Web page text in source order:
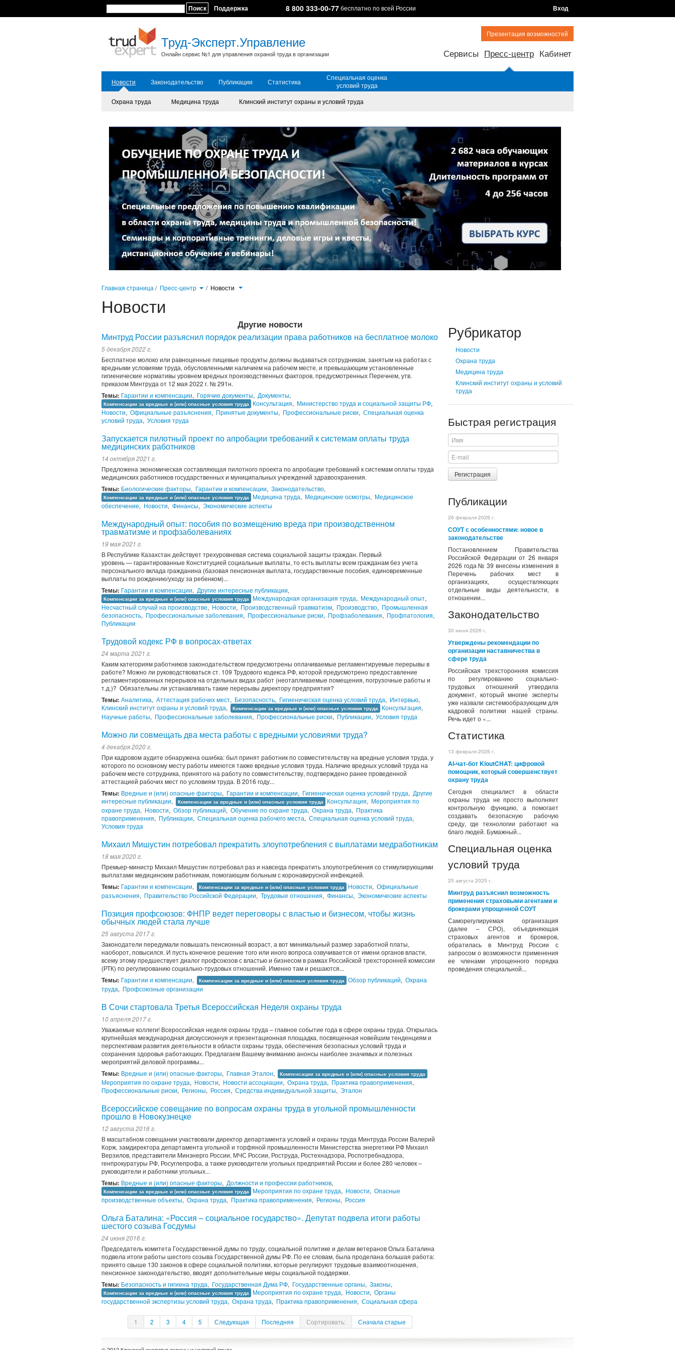
Поиск Поддержка 8 800 333-00-77бесплатно по всей России Вход
Труд-Эксперт.Управление
Онлайн сервис №1 для управления охраной труда в организации
Презентация возможностей
Сервисы Пресс-центр Кабинет
Новости Законодательство Публикации Статистика
Специальная оценка
условий труда
Охрана труда
Медицина труда Клинский институт охраны и условий труда
Главная страница / Пресс-центр / Новости
Новости
Рубрикатор
Новости
Охрана труда
Медицина труда
Клинский институт охраны и условий
труда
Быстрая регистрация
Регистрация
Публикации
26 февраля 2026 г.
СОУТ с особенностями: новое в
законодательстве
Постановлением Правительства
Российской Федерации от 26 января
2026 года № 39 внесены изменения в
Перечень рабочих мест в
организациях, осуществляющих
отдельные виды деятельности, в
отношении...
Законодательство
30 июня 2026 г.
Утверждены рекомендации по
организации наставничества в
сфере труда
Российская трехсторонняя комиссия
по регулированию социально-
трудовых отношений утвердила
документ, который многие эксперты
уже назвали системообразующим для
кадровой политики нашей страны.
Речь идет о «...
Статистика
13 февраля 2026 г.
AI-чат-бот KioutCHAT: цифровой
помощник, который совершенствует
охрану труда
Сегодня специалист в области
охраны труда не просто выполняет
контрольную функцию, а помогает
создавать безопасную рабочую
среду, где технологии работают на
благо людей. Бумажный...
Специальная оценка
условий труда
25 августа 2025 г.
Минтруд разъяснил возможность
применения страховыми агентами и
брокерами упрощенной СОУТ
Саморегулируемая организация
(далее – СРО), объединяющая
страховых агентов и брокеров,
обратилась в Минтруд России с
запросом о возможности применения
ее членами упрощенного порядка
проведения специальной...
Другие новости
Минтруд России разъяснил порядок реализации права работников на бесплатное молоко
5 декабря 2022 г.
Бесплатное молоко или равноценные пищевые продукты должны выдаваться сотрудникам, занятым на работах с
вредными условиями труда, обусловленными наличием на рабочем месте, и превышающим установленные
гигиенические нормативы уровнем вредных производственных факторов, предусмотренных Перечнем, утв.
приказом Минтруда от 12 мая 2022 г. № 291н.
Темы: Гарантии и компенсации, Горячие документы, Документы,
Компенсации за вредные и (или) опасные условия труда Консультация, Министерство труда и социальной защиты РФ,
Новости, Официальные разъяснения, Принятые документы, Профессиональные риски, Специальная оценка
условий труда, Условия труда
Запускается пилотный проект по апробации требований к системам оплаты труда
медицинских работников
14 октября 2021 г.
Предложена экономическая составляющая пилотного проекта по апробации требований к системам оплаты труда
медицинских работников государственных и муниципальных учреждений здравоохранения.
Темы: Биологические факторы, Гарантии и компенсации, Законодательство,
Компенсации за вредные и (или) опасные условия труда Медицина труда, Медицинские осмотры, Медицинское
обеспечение, Новости, Финансы, Экономические аспекты
Международный опыт: пособия по возмещению вреда при производственном
травматизме и профзаболеваниях
19 мая 2021 г.
В Республике Казахстан действует трехуровневая система социальной защиты граждан. Первый
уровень — гарантированные Конституцией социальные выплаты, то есть выплаты всем гражданам без учета
персонального вклада гражданина (базовая пенсионная выплата, государственные пособия, единовременные
выплаты по рождению/уходу за ребенком)...
Темы: Гарантии и компенсации, Другие интересные публикации,
Компенсации за вредные и (или) опасные условия труда Международная организация труда, Международный опыт,
Несчастный случай на производстве, Новости, Производственный травматизм, Производство, Промышленная
безопасность, Профессиональные заболевания, Профессиональные риски, Профзаболевания, Профпатология,
Публикации
Трудовой кодекс РФ в вопросах-ответах
24 марта 2021 г.
Каким категориям работников законодательством предусмотрены оплачиваемые регламентируемые перерывы в
работе? Можно ли руководствоваться ст. 109 Трудового кодекса РФ, которой предусмотрено предоставление
регламентированных перерывов на отдельных видах работ (неотапливаемые помещения, погрузочные работы и
т.д.)? Обязательны ли устанавливать такие перерывы директору предприятия?
Темы: Аналитика, Аттестация рабочих мест, Безопасность, Гигиеническая оценка условий труда, Интервью,
Клинский институт охраны и условий труда, Компенсации за вредные и (или) опасные условия труда Консультация,
Научные работы, Профессиональные заболевания, Профессиональные риски, Публикации, Условия труда
Можно ли совмещать два места работы с вредными условиями труда?
4 декабря 2020 г.
При кадровом аудите обнаружена ошибка: был принят работник по совместительству на вредные условия труда, у
которого по основному месту работы имеются также вредные условия труда. Наличие вредных условий труда на
рабочем месте сотрудника, принятого на работу по совместительству, подтверждено ранее проведенной
аттестацией рабочих мест по условиям труда. В 2016 году...
Темы: Вредные и (или) опасные факторы, Гарантии и компенсации, Гигиеническая оценка условий труда, Другие
интересные публикации, Компенсации за вредные и (или) опасные условия труда Консультация, Мероприятия по
охране труда, Новости, Обзор публикаций, Обучение по охране труда, Охрана труда, Практика
правоприменения, Публикации, Специальная оценка рабочего места, Специальная оценка условий труда,
Условия труда
Михаил Мишустин потребовал прекратить злоупотребления с выплатами медработникам
18 мая 2020 г.
Премьер-министр Михаил Мишустин потребовал раз и навсегда прекратить злоупотребления со стимулирующими
выплатами медицинским работникам, помогающим больным с коронавирусной инфекцией.
Темы: Гарантии и компенсации, Компенсации за вредные и (или) опасные условия труда Новости, Официальные
разъяснения, Правительство Российской Федерации, Трудовые отношения, Финансы, Экономические аспекты
Позиция профсоюзов: ФНПР ведет переговоры с властью и бизнесом, чтобы жизнь
обычных людей стала лучше
25 августа 2017 г.
Законодатели передумали повышать пенсионный возраст, а вот минимальный размер заработной платы,
наоборот, повысился. И пусть конечное решение того или иного вопроса озвучивается от имени органов власти,
всему этому предшествует диалог профсоюзов с властью и бизнесом в рамках Российской трехсторонней комиссии
(РТК) по регулированию социально-трудовых отношений. Именно там и решаются...
Темы: Гарантии и компенсации, Компенсации за вредные и (или) опасные условия труда Обзор публикаций, Охрана
труда, Профсоюзные организации
В Сочи стартовала Третья Всероссийская Неделя охраны труда
10 апреля 2017 г.
Уважаемые коллеги! Всероссийская неделя охраны труда – главное событие года в сфере охраны труда. Открылась
крупнейшая международная дискуссионнуя и презентационная площадка, посвященная новейшим тенденциям и
перспективам развития деятельности в области охраны труда, обеспечения безопасных условий труда и
сохранения здоровья работающих. Предлагаем Вашему вниманию анонсы наиболее значимых и полезных
мероприятий деловой программы...
Темы: Вредные и (или) опасные факторы, Главная Эталон, Компенсации за вредные и (или) опасные условия труда
Мероприятия по охране труда, Новости, Новости ассоциации, Охрана труда, Практика правоприменения,
Профессиональные риски, Регионы, Россия, Средства индивидуальной защиты, Эталон
Всероссийское совещание по вопросам охраны труда в угольной промышленности
прошло в Новокузнецке
12 августа 2016 г.
В масштабном совещании участвовали директор департамента условий и охраны труда Минтруда России Валерий
Корж, замдиректора департамента угольной и торфяной промышленности Министерства энергетики РФ Михаил
Верзилов, представители Минэнерго России, МЧС России, Роструда, Ростехнадзора, Роспотребнадзора,
генпрокуратуры РФ, Росуглепрофа, а также руководители угольных предприятий России и более 280 человек –
руководители и работники угольных...
Темы: Вредные и (или) опасные факторы, Должности и профессии работников,
Компенсации за вредные и (или) опасные условия труда Мероприятия по охране труда, Новости, Опасные
производственные объекты, Охрана труда, Практика правоприменения, Регионы, Россия
Ольга Баталина: «Россия – социальное государство». Депутат подвела итоги работы
шестого созыва Госдумы
24 июня 2016 г.
Председатель комитета Государственной думы по труду, социальной политике и делам ветеранов Ольга Баталина
подвела итоги работы шестого созыва Государственной думы РФ. По ее словам, была проделана большая работа:
принято свыше 130 законов в сфере социальной политики, которые регулируют трудовые взаимоотношения,
пенсионное законодательство, вводят дополнительные меры социальной поддержки.
Темы: Безопасность и гигиена труда, Государственная Дума РФ, Государственные органы, Законы,
Компенсации за вредные и (или) опасные условия труда Мероприятия по охране труда, Новости, Органы
государственной экспертизы условий труда, Охрана труда, Практика правоприменения, Социальная сфера
1 2 3 4 5 Следующая Последняя Сортировать: Сначала старые